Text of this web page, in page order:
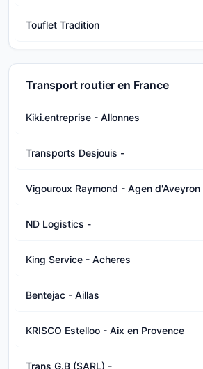
Touflet Tradition
Transport routier en France
Kiki.entreprise - Allonnes
Transports Desjouis -
Vigouroux Raymond - Agen d'Aveyron
ND Logistics -
King Service - Acheres
Bentejac - Aillas
KRISCO Estelloo - Aix en Provence
Trans G.B (SARL) -